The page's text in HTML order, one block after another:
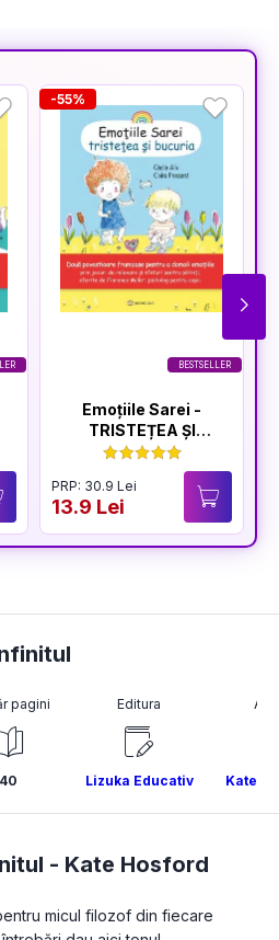
BESTSELLER
-55%
Emoțiile Sarei -
TRISTEȚEA ȘI
BUCURIA
PRP: 30.9 Lei
13.9 Lei
pagini
40
Editura
Lizuka Educativ Kate
- Kate Hosford
micul filozof din fiecare